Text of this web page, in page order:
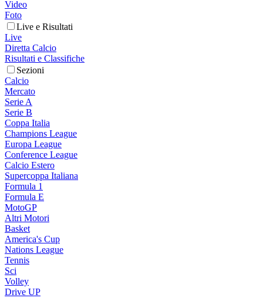
Video
Foto
Live e Risultati
Live
Diretta Calcio
Risultati e Classifiche
Sezioni
Calcio
Mercato
Serie A
Serie B
Coppa Italia
Champions League
Europa League
Conference League
Calcio Estero
Supercoppa Italiana
Formula 1
Formula E
MotoGP
Altri Motori
Basket
America's Cup
Nations League
Tennis
Sci
Volley
Drive UP